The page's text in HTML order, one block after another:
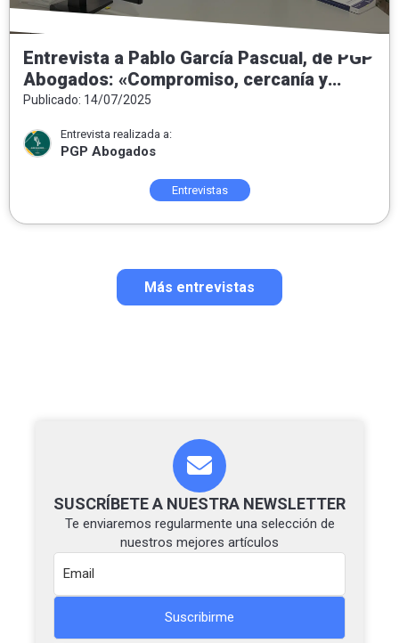
Entrevista a Pablo García Pascual, de PGP
Abogados: «Compromiso, cercanía y
honestidad como pilares del ejercicio del
Publicado: 14/07/2025
Entrevista realizada a:
PGP Abogados
Entrevistas
Más entrevistas
SUSCRÍBETE A NUESTRA NEWSLETTER
Te enviaremos regularmente una selección de
nuestros mejores artículos